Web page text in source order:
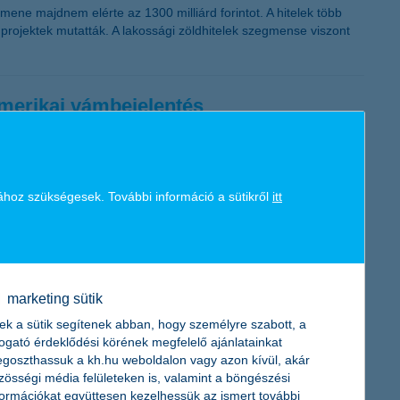
majdnem elérte az 1300 milliárd forintot. A hitelek több
mutatták. A lakossági zöldhitelek szegmense viszont
vámbejelentés
kilátásait és várakozásait vizsgáló K&H nagyvállalati
vállalati részindex viszont visszatért a pozitív térfélre,
a nagy kérdés: zárójelbe teheti-e az emelkedést az
fáradt, köhög, rosszul van. Mit tehetnek a szülők a tavaszi
A házi gyermekorvosok most ilyen korszerű
szükségesek. További információ a sütikről itt
marketing sütik
a sütik segítenek abban, hogy személyre szabott, a
érdeklődési körének megfelelő ajánlatainkat
a kh.hu weboldalon vagy azon kívül, akár
média felületeken is, valamint a böngészési
együttesen kezelhessük az ismert további